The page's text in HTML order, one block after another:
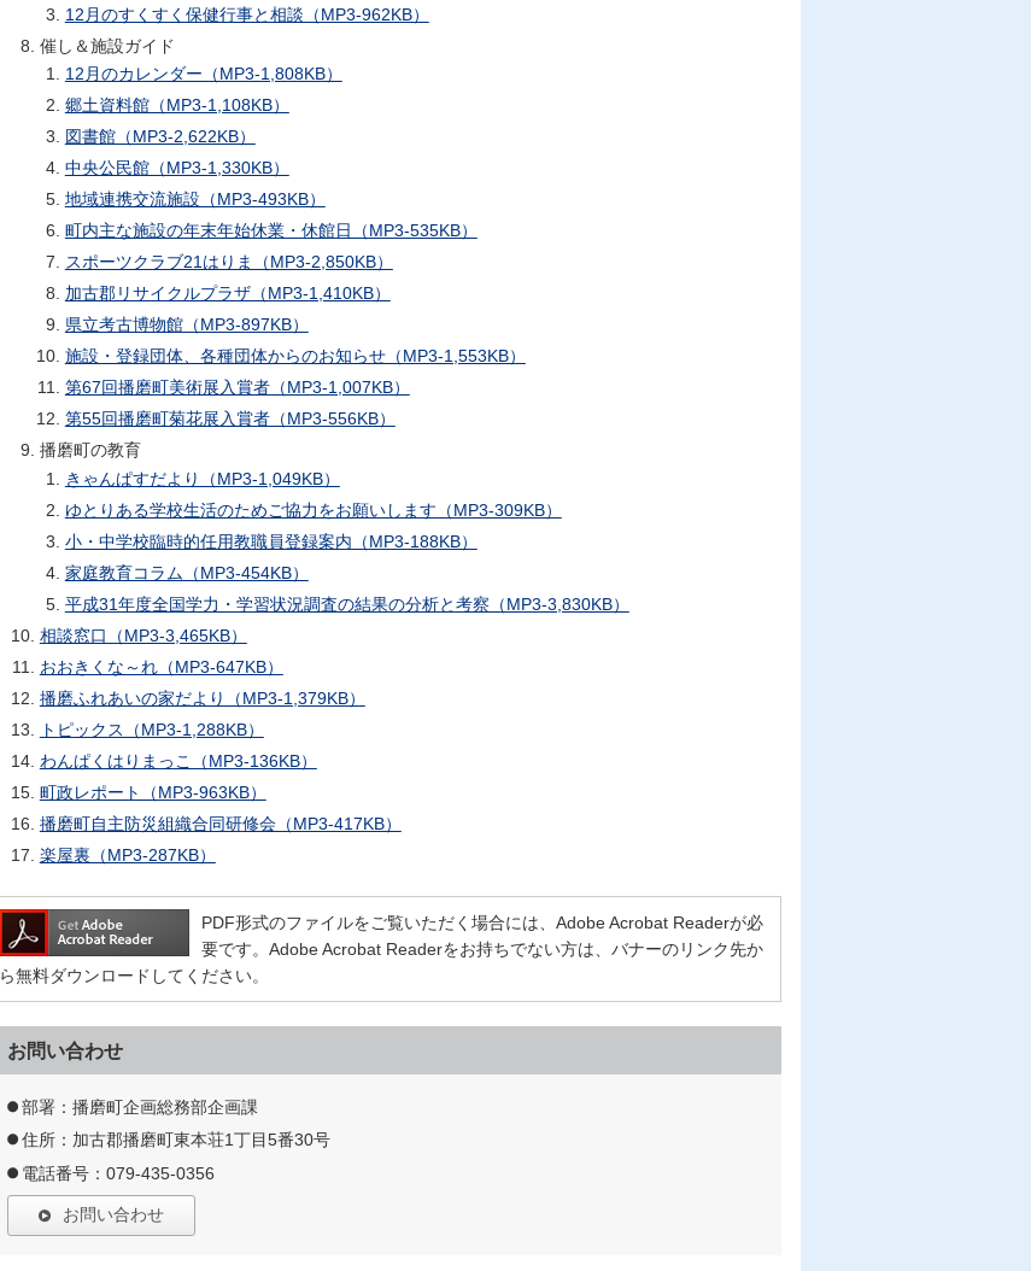
12月のすくすく保健行事と相談（MP3-962KB）
催し＆施設ガイド
12月のカレンダー（MP3-1,808KB）
郷土資料館（MP3-1,108KB）
図書館（MP3-2,622KB）
中央公民館（MP3-1,330KB）
地域連携交流施設（MP3-493KB）
町内主な施設の年末年始休業・休館日（MP3-535KB）
スポーツクラブ21はりま（MP3-2,850KB）
加古郡リサイクルプラザ（MP3-1,410KB）
県立考古博物館（MP3-897KB）
施設・登録団体、各種団体からのお知らせ（MP3-1,553KB）
第67回播磨町美術展入賞者（MP3-1,007KB）
第55回播磨町菊花展入賞者（MP3-556KB）
播磨町の教育
きゃんぱすだより（MP3-1,049KB）
ゆとりある学校生活のためご協力をお願いします（MP3-309KB）
小・中学校臨時的任用教職員登録案内（MP3-188KB）
家庭教育コラム（MP3-454KB）
平成31年度全国学力・学習状況調査の結果の分析と考察（MP3-3,830KB）
相談窓口（MP3-3,465KB）
おおきくな～れ（MP3-647KB）
播磨ふれあいの家だより（MP3-1,379KB）
トピックス（MP3-1,288KB）
わんぱくはりまっこ（MP3-136KB）
町政レポート（MP3-963KB）
播磨町自主防災組織合同研修会（MP3-417KB）
楽屋裏（MP3-287KB）
PDF形式のファイルをご覧いただく場合には、Adobe Acrobat Readerが必
要です。Adobe Acrobat Readerをお持ちでない方は、バナーのリンク先か
ら無料ダウンロードしてください。
お問い合わせ
部署：播磨町企画総務部企画課
住所：加古郡播磨町東本荘1丁目5番30号
電話番号：079-435-0356
お問い合わせ